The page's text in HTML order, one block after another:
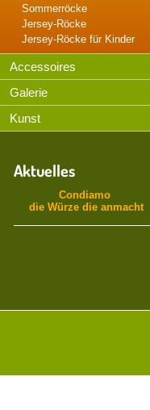
Sommerröcke
Jersey-Röcke
Jersey-Röcke für Kinder
Accessoires
Galerie
Kunst
Aktuelles
Condiamo
die Würze die anmacht